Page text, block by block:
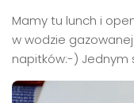
Mamy tu lunch i
w wodzie
napitków:-) Jednym